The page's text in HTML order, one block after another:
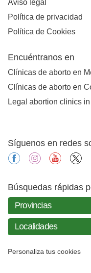
Aviso legal
Política de privacidad
Política de Cookies
Encuéntranos en
Clínicas de aborto en
Clínicas de aborto en
Legal abortion clinics
Síguenos en redes
facebookinstagramyoutube
Búsquedas rápidas
Personaliza tus cookies